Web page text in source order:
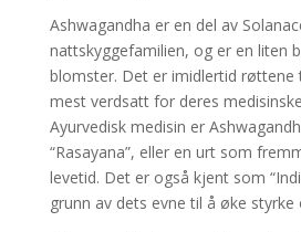
Ashwagandha er en del av
nattskyggefamilien, og er en liten
blomster. Det er imidlertid røttene
mest verdsatt for deres
Ayurvedisk medisin er
“Rasayana”, eller en urt som
levetid. Det er også kjent som
grunn av dets evne til å øke